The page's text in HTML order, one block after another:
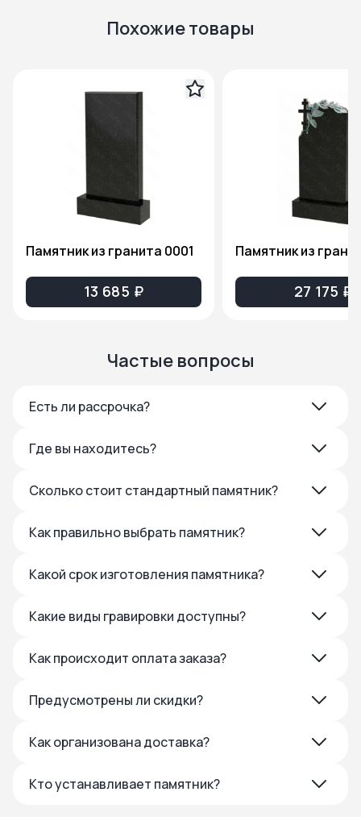
Похожие товары
Памятник из гранита 0001
13 685 ₽ 27 175 ₽
Частые вопросы
Есть ли рассрочка?
Где вы находитесь?
Сколько стоит стандартный памятник?
Как правильно выбрать памятник?
Какой срок изготовления памятника?
Какие виды гравировки доступны?
Как происходит оплата заказа?
Предусмотрены ли скидки?
Как организована доставка?
Кто устанавливает памятник?